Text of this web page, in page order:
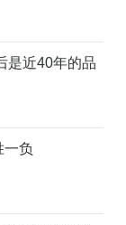
是近40年的品
一负